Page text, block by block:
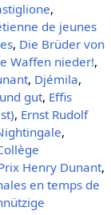
,
de jeunes
, Die Brüder von
Waffen nieder!,
, Djémila,
gut, Effis
, Ernst Rudolf
,
Henry Dunant,
en temps de